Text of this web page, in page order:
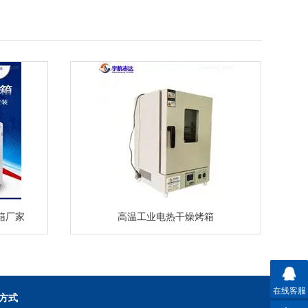
厂家 高温工业电热干燥烤箱
式
在线客服